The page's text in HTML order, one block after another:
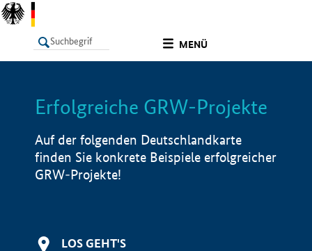
MENÜ
LISTE Info
Erfolgreiche GRW-Projekte
Auf der folgenden Deutschlandkarte
finden Sie konkrete Beispiele erfolgreicher
GRW-Projekte!
LOS GEHT'S